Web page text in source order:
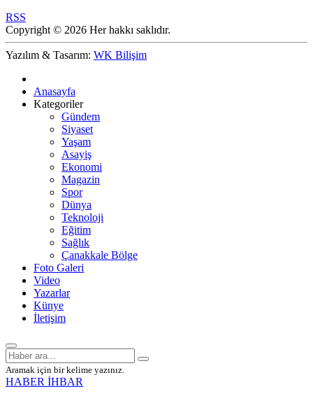
RSS
Copyright © 2026 Her hakkı saklıdır.
Yazılım & Tasarım: WK Bilişim
Anasayfa
Kategoriler
Gündem
Siyaset
Yaşam
Asayiş
Ekonomi
Magazin
Spor
Dünya
Teknoloji
Eğitim
Sağlık
Çanakkale Bölge
Foto Galeri
Video
Yazarlar
Künye
İletişim
Aramak için bir kelime yazınız.
HABER İHBAR